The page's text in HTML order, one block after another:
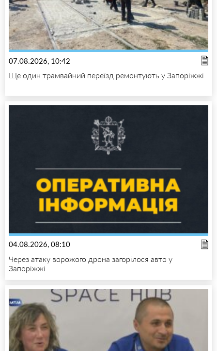
07.08.2026, 10:42
Ще один трамвайний переїзд ремонтують у Запоріжжі
04.08.2026, 08:10
Через атаку ворожого дрона загорілося авто у
Запоріжжі